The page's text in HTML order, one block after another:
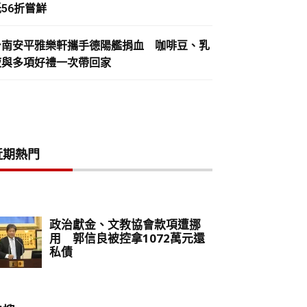
折嘗鮮
安平雅樂軒攜手德陽艦捐血 咖啡豆、乳
多項好禮一次帶回家
熱門